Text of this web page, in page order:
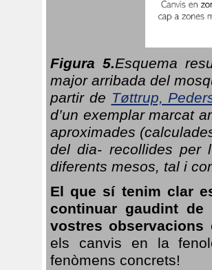
Figura 5.Esquema
major arribada del
partir de Tøttrup,
d’un exemplar marcat
aproximades
del dia- recollides per
diferents mesos, tal i
El que sí tenim clar
continuar gaudint
vostres
els canvis en la
fenòmens concrets!